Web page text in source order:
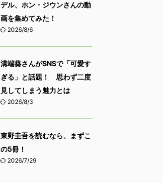
デル、ホン・ジウンさんの動
画を集めてみた！
2026/8/6
溝端葵さんがSNSで「可愛す
ぎる」と話題！ 思わず二度
見してしまう魅力とは
2026/8/3
東野圭吾を読むなら、まずこ
の5冊！
2026/7/29